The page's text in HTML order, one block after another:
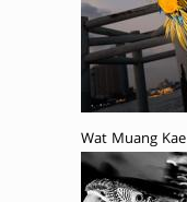
Wat Muang Kae